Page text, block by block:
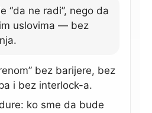
“da ne radi”, nego da
uslovima — bez
bez barijere, bez
i bez interlock-a.
ko sme da bude